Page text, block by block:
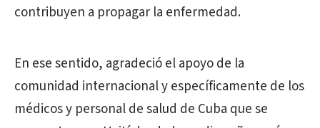
contribuyen a propagar la enfermedad.
En ese sentido, agradeció el apoyo de la
comunidad internacional y específicamente de los
médicos y personal de salud de Cuba que se